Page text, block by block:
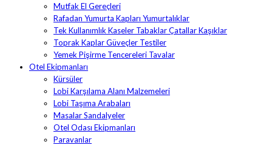
Mutfak El Gereçleri
Rafadan Yumurta Kapları Yumurtalıklar
Tek Kullanımlık Kaseler Tabaklar Çatallar Kaşıklar
Toprak Kaplar Güveçler Testiler
Yemek Pişirme Tencereleri Tavalar
Otel Ekipmanları
Kürsüler
Lobi Karşılama Alanı Malzemeleri
Lobi Taşıma Arabaları
Masalar Sandalyeler
Otel Odası Ekipmanları
Paravanlar